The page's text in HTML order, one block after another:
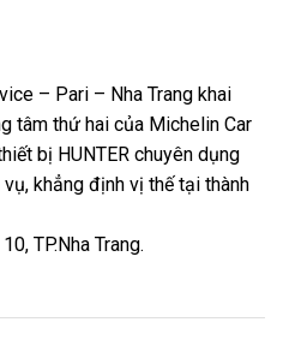
– Pari – Nha Trang khai
tâm thứ hai của Michelin Car
bị HUNTER chuyên dụng
khẳng định vị thế tại thành
TP.Nha Trang.